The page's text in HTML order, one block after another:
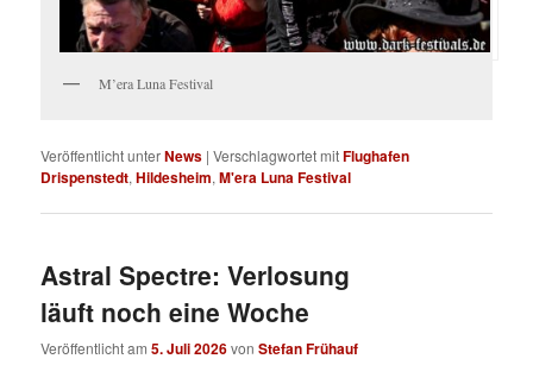
M’era Luna Festival
Veröffentlicht unterNews |Verschlagwortet mitFlughafen
Drispenstedt,Hildesheim,M'era Luna Festival
Astral Spectre: Verlosung
läuft noch eine Woche
Veröffentlicht am5. Juli 2026vonStefan Frühauf